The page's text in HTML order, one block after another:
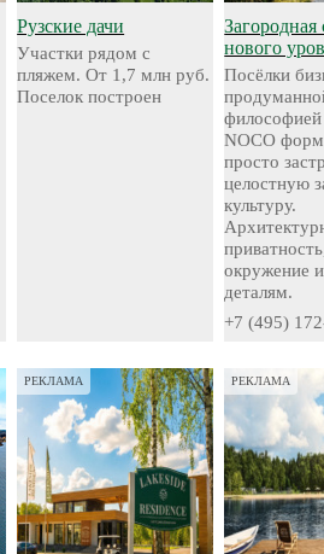
Рузские дачи
Участки рядом с
пляжем. От 1,7 млн руб.
Поселок построен
Загородная
нового
Посёлки
NOCO
просто
целостную
культуру.
окружение
деталям.
+7 (495)
РЕКЛАМА РЕКЛАМА